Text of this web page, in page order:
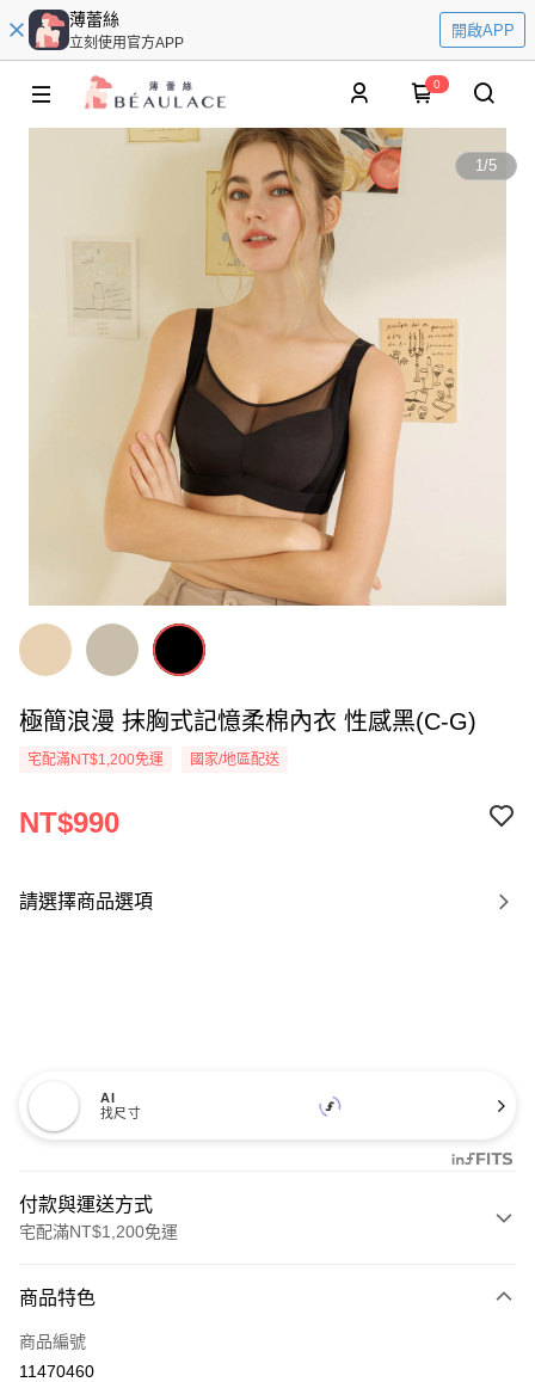
薄蕾絲
立刻使用官方APP
開啟APP
0
1/5
極簡浪漫 抹胸式記憶柔棉內衣 性感黑(C-G)
宅配滿NT$1,200免運 國家/地區配送
NT$990
請選擇商品選項
AI
找尺寸
付款與運送方式
宅配滿NT$1,200免運
信用卡一次付款
信用卡分期付款
商品特色
商品編號
11470460